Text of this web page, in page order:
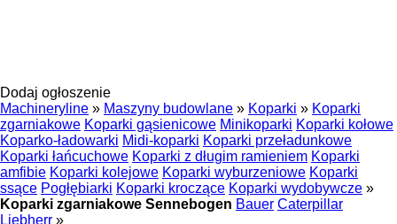
Dodaj ogłoszenie
Machineryline » Maszyny budowlane » Koparki » Koparki
zgarniakowe Koparki gąsienicowe Minikoparki Koparki kołowe
Koparko-ładowarki Midi-koparki Koparki przeładunkowe
Koparki łańcuchowe Koparki z długim ramieniem Koparki
amfibie Koparki kolejowe Koparki wyburzeniowe Koparki
ssące Pogłębiarki Koparki kroczące Koparki wydobywcze »
Koparki zgarniakowe Sennebogen Bauer Caterpillar
Liebherr »